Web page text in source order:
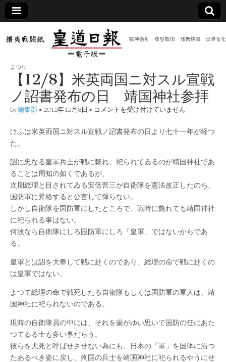
皇道
日報
（防
共新
聞）
電子
版
敬神
尊皇
｜昭
和八
年創
刊
皇道
実
攘夷
戦闘
紙
まつり
【12/8】米英両国ニ対スル宣戦
ノ詔書発布の日 靖国神社参拝
by編集部 • 2012年12月8日 • 【12/8】
両
対
ス
ル
宣
戦
ノ
詔
書
布
国
拝
は
コメントを受け付けていません
けふは米英両国ニ対スル宣戦ノ詔書発布の日より七十一年が経つ
た。
詔に忠なる皇軍兵士が戦に斃れ、祀られてゐるのが靖国神社であ
ることは周知の如くであるが、
次期総理と目されてゐる安倍晋三が自衛隊を憲法改正したのち、
国防軍に昇格すると公言して憚らない。
しかし自衛隊を国防軍にしたところで、戦時に斃れても靖国神社
に祀られる事はない。
何故なら自衛隊にしろ国防軍にしろ「皇軍」ではないからであ
る。
皇軍とは詔を大奉して戦に赴くのであり、総理の命で戦に赴くの
は皇軍ではない。
よつて総理の命で戦死したる自衛隊もしくは国防軍の軍人は、靖
国神社に祀られないのである。
現時の自衛隊員の中には、それを歯がゆい思いで国防の任にあた
つてゐる士も多い事だらう。
彼らを犬死と呼ばせさせない為にも、日本の「軍」を国体に沿つ
たあるべき姿に戻し、殉国の兵士を靖国神社に祀られるやうにせ